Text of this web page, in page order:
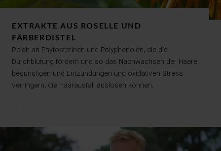
EXTRAKTE AUS ROSELLE UND
FÄRBERDISTEL
Reich an Phytosterinen und Polyphenolen, die die
Durchblutung fördern und so das Nachwachsen der Haare
begünstigen und Entzündungen und oxidativen Stress
verringern, die Haarausfall auslösen können.